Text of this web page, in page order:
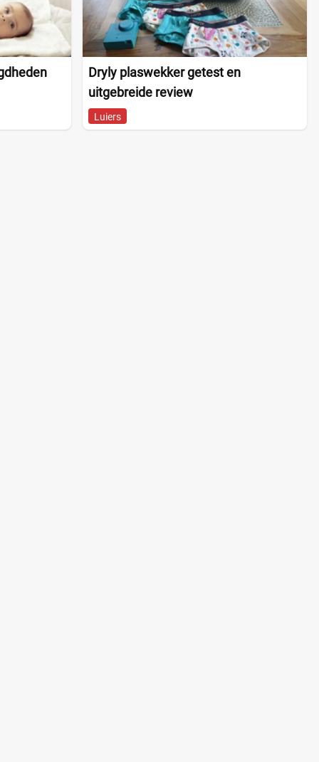
Dryly plaswekker getest en
uitgebreide review
Luiers